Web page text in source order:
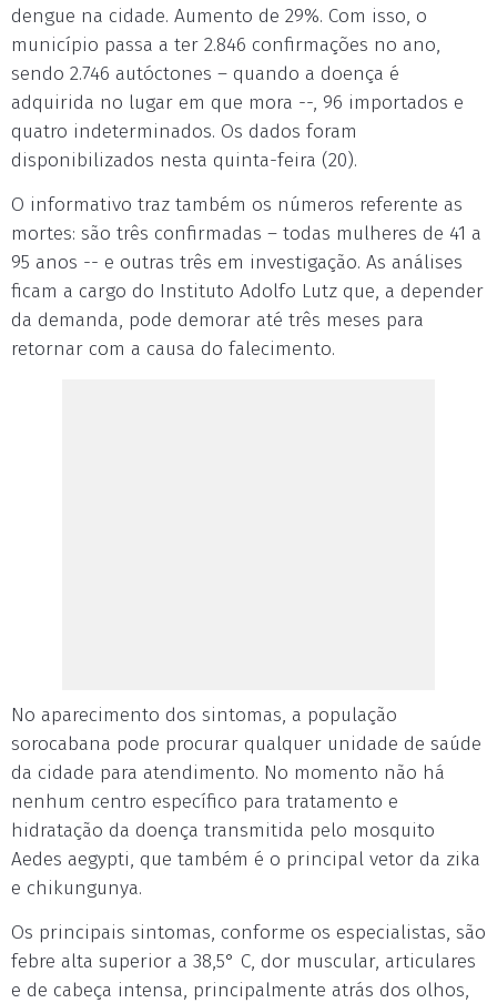
dengue na cidade. Aumento de 29%. Com isso, o
município passa a ter 2.846 confirmações no ano,
sendo 2.746 autóctones – quando a doença é
adquirida no lugar em que mora --, 96 importados e
quatro indeterminados. Os dados foram
disponibilizados nesta quinta-feira (20).
O informativo traz também os números referente as
mortes: são três confirmadas – todas mulheres de 41 a
95 anos -- e outras três em investigação. As análises
ficam a cargo do Instituto Adolfo Lutz que, a depender
da demanda, pode demorar até três meses para
retornar com a causa do falecimento.
No aparecimento dos sintomas, a população
sorocabana pode procurar qualquer unidade de saúde
da cidade para atendimento. No momento não há
nenhum centro específico para tratamento e
hidratação da doença transmitida pelo mosquito
Aedes aegypti, que também é o principal vetor da zika
e chikungunya.
Os principais sintomas, conforme os especialistas, são
febre alta superior a 38,5° C, dor muscular, articulares
e de cabeça intensa, principalmente atrás dos olhos,